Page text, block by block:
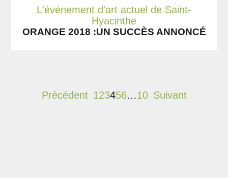
L'événement d'art actuel de Saint-
Hyacinthe
ORANGE 2018 :UN SUCCÈS ANNONCÉ
Précédent 123456…10 Suivant